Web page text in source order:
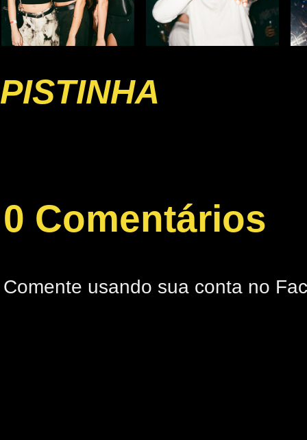
PISTINHA
0 Comentários
Comente usando sua conta no